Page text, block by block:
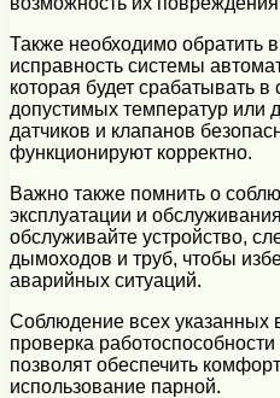
Также необходимо обратить
исправность системы
которая будет срабатывать
допустимых температур или
датчиков и клапанов
функционируют корректно.
Важно также помнить о
эксплуатации и
обслуживайте устройство,
дымоходов и труб, чтобы
аварийных ситуаций.
Соблюдение всех указанных
проверка
позволят обеспечить
использование парной.